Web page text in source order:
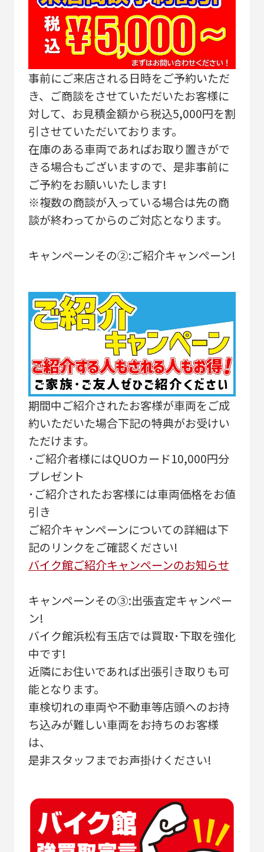
事前にご来店される日時をご予約いただ
き、ご商談をさせていただいたお客様に
対して、お見積金額から税込5,000円を割
引させていただいております。
在庫のある車両であればお取り置きがで
きる場合もございますので、是非事前に
ご予約をお願いいたします!
※複数の商談が入っている場合は先の商
談が終わってからのご対応となります。
キャンペーンその②:ご紹介キャンペーン!
期間中ご紹介されたお客様が車両をご成
約いただいた場合下記の特典がお受けい
ただけます。
･ご紹介者様にはQUOカード10,000円分
プレゼント
･ご紹介されたお客様には車両価格をお値
引き
ご紹介キャンペーンについての詳細は下
記のリンクをご確認ください!
バイク館ご紹介キャンペーンのお知らせ
キャンペーンその③:出張査定キャンペー
ン!
バイク館浜松有玉店では買取･下取を強化
中です!
近隣にお住いであれば出張引き取りも可
能となります。
車検切れの車両や不動車等店頭へのお持
ち込みが難しい車両をお持ちのお客様
は、
是非スタッフまでお声掛けください!